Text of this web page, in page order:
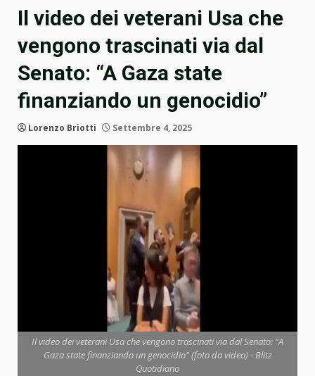
Il video dei veterani Usa che
vengono trascinati via dal
Senato: “A Gaza state
finanziando un genocidio”
Lorenzo Briotti Settembre 4, 2025
Il video dei veterani Usa che vengono trascinati via dal Senato: "A
Gaza state finanziando un genocidio" (foto da video) - Blitz
Quotidiano